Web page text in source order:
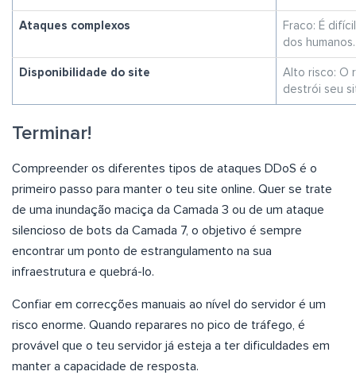
Ataques complexos
Fraco: É
dos humanos.
Disponibilidade do site
Alto risco: O
destrói seu
Terminar!
Compreender os diferentes tipos de ataques DDoS é o
primeiro passo para manter o teu site online. Quer se trate
de uma inundação maciça da Camada 3 ou de um ataque
silencioso de bots da Camada 7, o objetivo é sempre
encontrar um ponto de estrangulamento na sua
infraestrutura e quebrá-lo.
Confiar em correcções manuais ao nível do servidor é um
risco enorme. Quando reparares no pico de tráfego, é
provável que o teu servidor já esteja a ter dificuldades em
manter a capacidade de resposta.